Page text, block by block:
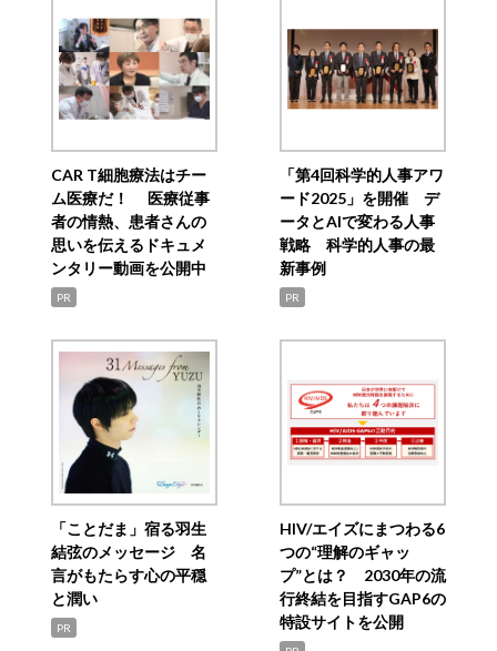
CAR T細胞療法はチー
ム医療だ！ 医療従事
者の情熱、患者さんの
思いを伝えるドキュメ
ンタリー動画を公開中
PR
「第4回科学的人事アワ
ード2025」を開催 デ
ータとAIで変わる人事
戦略 科学的人事の最
新事例
PR
「ことだま」宿る羽生
結弦のメッセージ 名
言がもたらす心の平穏
と潤い
PR
HIV/エイズにまつわる6
つの“理解のギャッ
プ”とは？ 2030年の流
行終結を目指すGAP6の
特設サイトを公開